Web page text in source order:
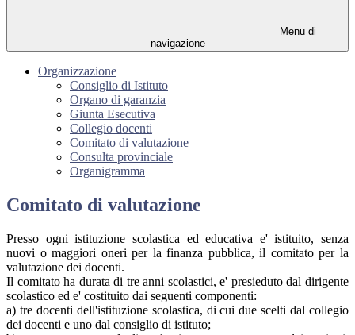
Menu di
navigazione
Organizzazione
Consiglio di Istituto
Organo di garanzia
Giunta Esecutiva
Collegio docenti
Comitato di valutazione
Consulta provinciale
Organigramma
Comitato di valutazione
Presso ogni istituzione scolastica ed educativa e' istituito, senza
nuovi o maggiori oneri per la finanza pubblica, il comitato per la
valutazione dei docenti.
Il comitato ha durata di tre anni scolastici, e' presieduto dal dirigente
scolastico ed e' costituito dai seguenti componenti:
a) tre docenti dell'istituzione scolastica, di cui due scelti dal collegio
dei docenti e uno dal consiglio di istituto;